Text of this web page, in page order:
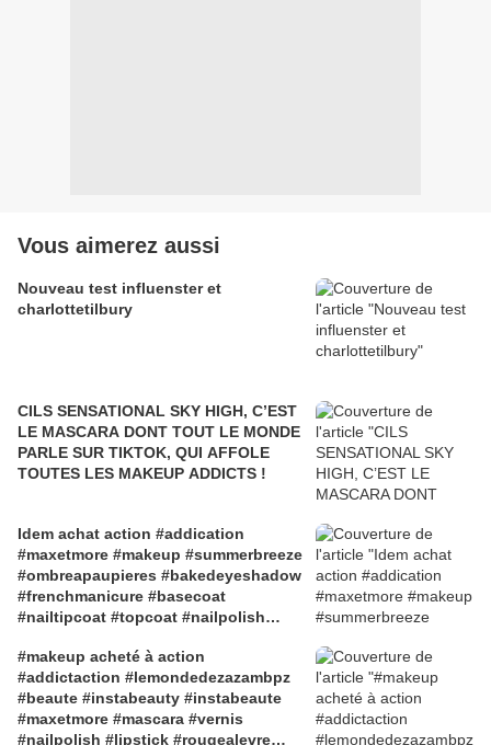
Vous aimerez aussi
Nouveau test influenster et
charlottetilbury
CILS SENSATIONAL SKY HIGH, C’EST
LE MASCARA DONT TOUT LE MONDE
PARLE SUR TIKTOK, QUI AFFOLE
TOUTES LES MAKEUP ADDICTS !
Idem achat action #addication
#maxetmore #makeup #summerbreeze
#ombreapaupieres #bakedeyeshadow
#frenchmanicure #basecoat
#nailtipcoat #topcoat #nailpolish
#lemondedezazambpz 💅🏼
#makeup acheté à action
#addictaction #lemondedezazambpz
#beaute #instabeauty #instabeaute
#maxetmore #mascara #vernis
#nailpolish #lipstick #rougealevre